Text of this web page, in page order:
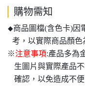
購物需知
◆商品圖檔(含色卡)因
考，以實際商品顏色
※注意事項:產品多為
生圖片與實際產品
確認，以免造成不便